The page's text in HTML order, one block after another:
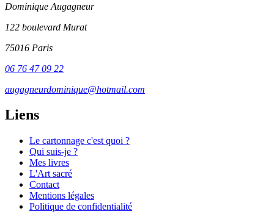
Dominique Augagneur
122 boulevard Murat
75016 Paris
06 76 47 09 22
augagneurdominique@hotmail.com
Liens
Le cartonnage c'est quoi ?
Qui suis-je ?
Mes livres
L'Art sacré
Contact
Mentions légales
Politique de confidentialité